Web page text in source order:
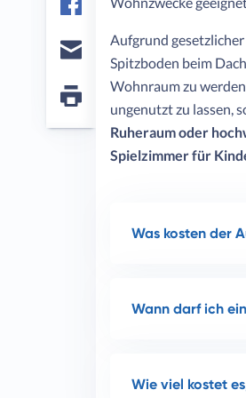
mail
drucken
Aufgrund
Spitzboden beim
Wohnraum zu
ungenutzt zu lassen,
Ruheraum oder
Spielzimmer für
Was kosten der
Wann darf ich
Wie viel kostet